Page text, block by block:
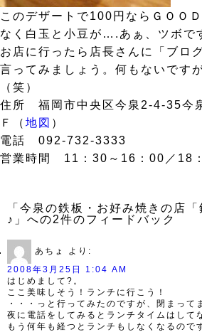
このデザートで100円ならＧＯＯ
なく白玉と小豆が….あぁ、ツボで
お店に行ったら店長さんに「ブロ
言ってみましょう。何もないです
（笑）
住所 福岡市中央区今泉2-4-35今
Ｆ（ 地図 ）
電話 092-732-3333
営業時間 11：30～16：00／18
「今泉の鉄板・お好み焼きの店
♪」への2件のフィードバック
あちょ
より:
2008年3月25日 1:04 AM
はじめまして?。
ここ美味しそう！ランチに行こう！
・・・っと行ってみたのですが、閉まって
夜に電話をしてみるとランチタイムはして
もう何年も経つとランチもしなくなるので